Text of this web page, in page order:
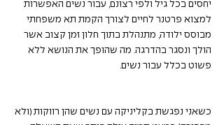
יחסים בכל גיל ולפי רצונם, עבור נשים האפשרות
למצוא פרטנר לחיים לצורך הקמת תא משפחתי
מבוסס ילודה, מתנהלת בתוך חלון זמן קצוב אשר
הולך ונסגר בהדרגה. מה שהופך את הנושא ללא
פשוט בכלל עבור נשים.
כשאני נפגשת בקליניקה עם נשים שהן רווקות (ולא